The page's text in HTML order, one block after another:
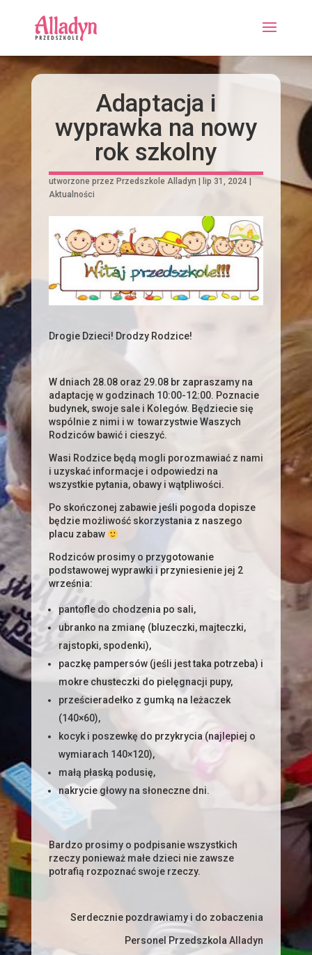
Adaptacja i
wyprawka na nowy
rok szkolny
utworzone przez Przedszkole Alladyn lip 31, 2024|
Aktualności
Drogie Dzieci! Drodzy Rodzice!
W dniach 28.08 oraz 29.08 br zapraszamy na
adaptację w godzinach 10:00-12:00. Poznacie
budynek, swoje sale i Kolegów. Będziecie się
wspólnie z nimi i w towarzystwie Waszych
Rodziców bawić i cieszyć.
Wasi Rodzice będą mogli porozmawiać z nami
i uzyskać informacje i odpowiedzi na
wszystkie pytania, obawy i wątpliwości.
Po skończonej zabawie jeśli pogoda dopisze
będzie możliwość skorzystania z naszego
placu zabaw
Rodziców prosimy o przygotowanie
podstawowej wyprawki i przyniesienie jej 2
września:
pantofle do chodzenia po sali,
ubranko na zmianę (bluzeczki, majteczki,
rajstopki, spodenki),
paczkę pampersów (jeśli jest taka potrzeba) i
mokre chusteczki do pielęgnacji pupy,
prześcieradełko z gumką na leżaczek
(140×60),
kocyk i poszewkę do przykrycia (najlepiej o
wymiarach 140×120),
małą płaską podusię,
nakrycie głowy na słoneczne dni.
Bardzo prosimy o podpisanie wszystkich
rzeczy ponieważ małe dzieci nie zawsze
potrafią rozpoznać swoje rzeczy.
Serdecznie pozdrawiamy i do zobaczenia
Personel Przedszkola Alladyn